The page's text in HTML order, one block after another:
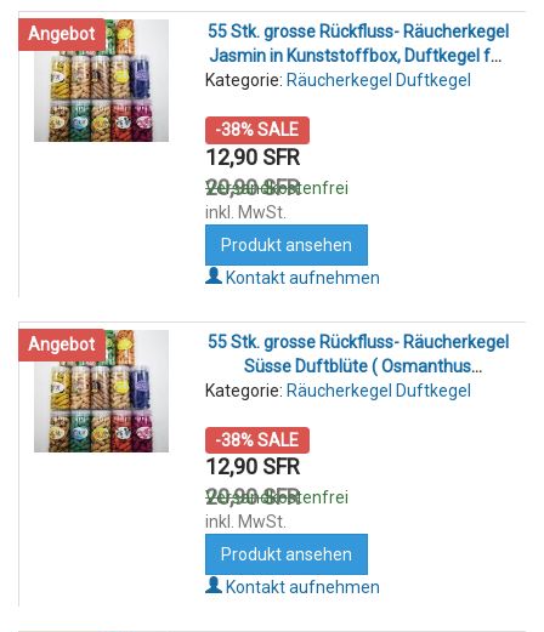
Angebot
55 Stk. grosse Rückfluss- Räucherkegel
Jasmin in Kunststoffbox, Duftkegel für
Rückfluss- Räucherkegelhalter
Kategorie: Räucherkegel Duftkegel
-38% SALE
12,90 SFR
20,90 SFR
Versandkostenfrei
inkl. MwSt.
Produkt ansehen
Kontakt aufnehmen
Angebot
55 Stk. grosse Rückfluss- Räucherkegel
Süsse Duftblüte ( Osmanthus
Fragrance ) in Kunststoffbox. Duftkegel
Kategorie: Räucherkegel Duftkegel
-38% SALE
12,90 SFR
20,90 SFR
Versandkostenfrei
inkl. MwSt.
Produkt ansehen
Kontakt aufnehmen